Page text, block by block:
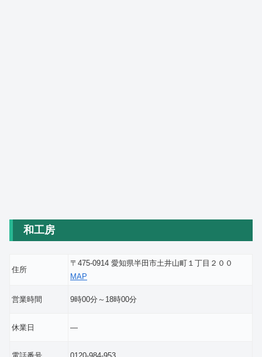
和工房
住所
〒475-0914 愛知県半田市土井山町１丁目２００
MAP
営業時間 9時00分～18時00分
休業日 ―